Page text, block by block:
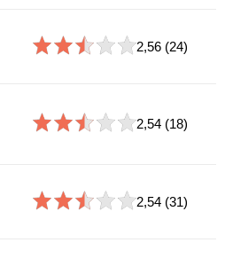
2,56 (24)
2,54 (18)
2,54 (31)